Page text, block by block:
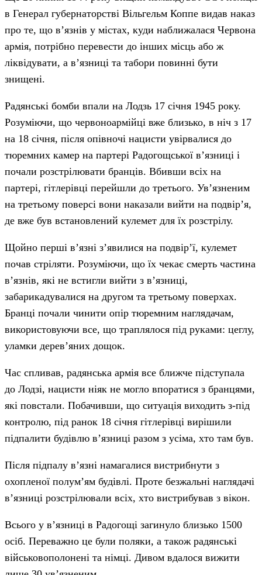
в Генерал губернаторстві Вільгельм Коппе видав наказ
про те, що в’язнів у містах, куди наближалася Червона
армія, потрібно перевести до інших місць або ж
ліквідувати, а в’язниці та табори повинні бути
знищені.
Радянські бомби впали на Лодзь 17 січня 1945 року.
Розуміючи, що червоноармійці вже близько, в ніч з 17
на 18 січня, після опівночі нацисти увірвалися до
тюремних камер на партері Радогощської в’язниці і
почали розстрілювати бранців. Вбивши всіх на
партері, гітлерівці перейшли до третього. Ув’язненим
на третьому поверсі вони наказали вийти на подвір’я,
де вже був встановлений кулемет для їх розстрілу.
Щойно перші в’язні з’явилися на подвір’ї, кулемет
почав стріляти. Розуміючи, що їх чекає смерть частина
в’язнів, які не встигли вийти з в’язниці,
забарикадувалися на другом та третьому поверхах.
Бранці почали чинити опір тюремним наглядачам,
використовуючи все, що траплялося під руками: цеглу,
уламки дерев’яних дощок.
Час спливав, радянська армія все ближче підступала
до Лодзі, нацисти ніяк не могло впоратися з бранцями,
які повстали. Побачивши, що ситуація виходить з-під
контролю, під ранок 18 січня гітлерівці вирішили
підпалити будівлю в’язниці разом з усіма, хто там був.
Після підпалу в’язні намагалися вистрибнути з
охопленої полум’ям будівлі. Проте безжальні наглядачі
в’язниці розстрілювали всіх, хто вистрибував з вікон.
Всього у в’язниці в Радогощі загинуло близько 1500
осіб. Переважно це були поляки, а також радянські
військовополонені та німці. Дивом вдалося вижити